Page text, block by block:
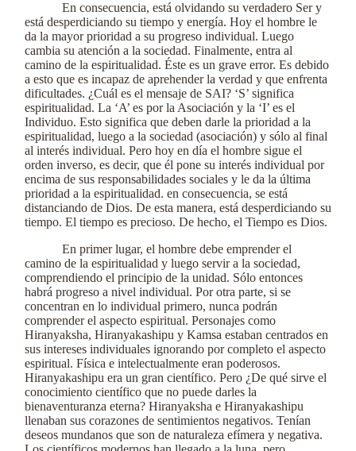
En consecuencia, está olvidando su verdadero Ser y
está desperdiciando su tiempo y energía. Hoy el hombre le
da la mayor prioridad a su progreso individual. Luego
cambia su atención a la sociedad. Finalmente, entra al
camino de la espiritualidad. Éste es un grave error. Es debido
a esto que es incapaz de aprehender la verdad y que enfrenta
dificultades. ¿Cuál es el mensaje de SAI? ‘S’ significa
espiritualidad. La ‘A’ es por la Asociación y la ‘I’ es el
Individuo. Esto significa que deben darle la prioridad a la
espiritualidad, luego a la sociedad (asociación) y sólo al final
al interés individual. Pero hoy en día el hombre sigue el
orden inverso, es decir, que él pone su interés individual por
encima de sus responsabilidades sociales y le da la última
prioridad a la espiritualidad. en consecuencia, se está
distanciando de Dios. De esta manera, está desperdiciando su
tiempo. El tiempo es precioso. De hecho, el Tiempo es Dios.
En primer lugar, el hombre debe emprender el
camino de la espiritualidad y luego servir a la sociedad,
comprendiendo el principio de la unidad. Sólo entonces
habrá progreso a nivel individual. Por otra parte, si se
concentran en lo individual primero, nunca podrán
comprender el aspecto espiritual. Personajes como
Hiranyaksha, Hiranyakashipu y Kamsa estaban centrados en
sus intereses individuales ignorando por completo el aspecto
espiritual. Física e intelectualmente eran poderosos.
Hiranyakashipu era un gran científico. Pero ¿De qué sirve el
conocimiento científico que no puede darles la
bienaventuranza eterna? Hiranyaksha e Hiranyakashipu
llenaban sus corazones de sentimientos negativos. Tenían
deseos mundanos que son de naturaleza efímera y negativa.